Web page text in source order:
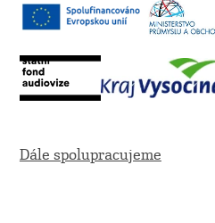
Dále spolupracujeme